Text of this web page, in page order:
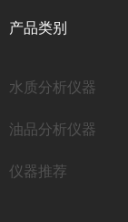
产品类别
水质分析仪器
油品分析仪器
仪器推荐